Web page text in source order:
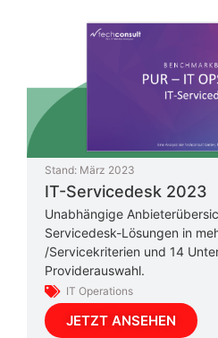
Stand: März 2023
IT-Servicedesk 2023
Unabhängige
Servicedesk-Lösungen in
/Servicekriterien und 14
Providerauswahl.
IT Operations
JETZT ANSEHEN